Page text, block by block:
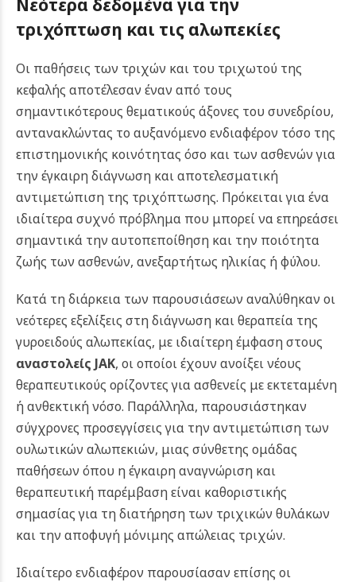
τριχόπτωση και τις αλωπεκίες
Οι παθήσεις των τριχών και του τριχωτού της
κεφαλής αποτέλεσαν έναν από τους
σημαντικότερους θεματικούς άξονες του συνεδρίου,
αντανακλώντας το αυξανόμενο ενδιαφέρον τόσο της
επιστημονικής κοινότητας όσο και των ασθενών για
την έγκαιρη διάγνωση και αποτελεσματική
αντιμετώπιση της τριχόπτωσης. Πρόκειται για ένα
ιδιαίτερα συχνό πρόβλημα που μπορεί να επηρεάσει
σημαντικά την αυτοπεποίθηση και την ποιότητα
ζωής των ασθενών, ανεξαρτήτως ηλικίας ή φύλου.
Κατά τη διάρκεια των παρουσιάσεων αναλύθηκαν οι
νεότερες εξελίξεις στη διάγνωση και θεραπεία της
γυροειδούς αλωπεκίας, με ιδιαίτερη έμφαση στους
αναστολείς JAK, οι οποίοι έχουν ανοίξει νέους
θεραπευτικούς ορίζοντες για ασθενείς με εκτεταμένη
ή ανθεκτική νόσο. Παράλληλα, παρουσιάστηκαν
σύγχρονες προσεγγίσεις για την αντιμετώπιση των
ουλωτικών αλωπεκιών, μιας σύνθετης ομάδας
παθήσεων όπου η έγκαιρη αναγνώριση και
θεραπευτική παρέμβαση είναι καθοριστικής
σημασίας για τη διατήρηση των τριχικών θυλάκων
και την αποφυγή μόνιμης απώλειας τριχών.
Ιδιαίτερο ενδιαφέρον παρουσίασαν επίσης οι